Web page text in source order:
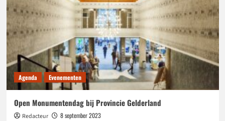
Agenda Evenementen
Open Monumentendag bij Provincie Gelderland
Redacteur 8 september 2023